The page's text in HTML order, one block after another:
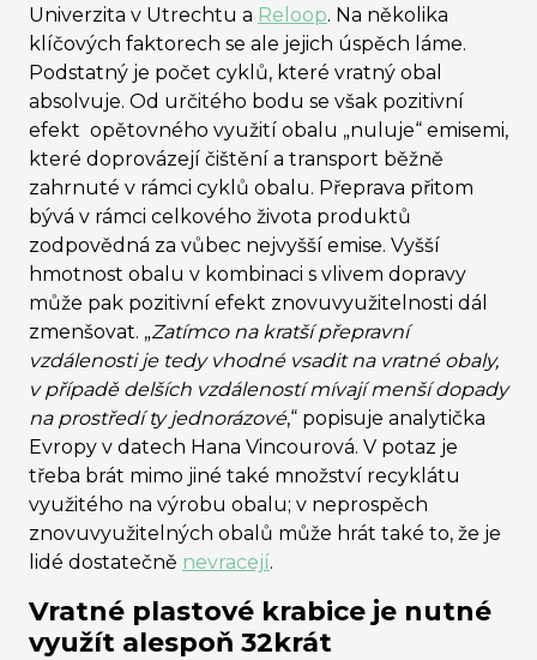
Univerzita v Utrechtu a Reloop. Na několika
klíčových faktorech se ale jejich úspěch láme.
Podstatný je počet cyklů, které vratný obal
absolvuje. Od určitého bodu se však pozitivní
efekt opětovného využití obalu „nuluje“ emisemi,
které doprovázejí čištění a transport běžně
zahrnuté v rámci cyklů obalu. Přeprava přitom
bývá v rámci celkového života produktů
zodpovědná za vůbec nejvyšší emise. Vyšší
hmotnost obalu v kombinaci s vlivem dopravy
může pak pozitivní efekt znovuvyužitelnosti dál
zmenšovat. „Zatímco na kratší přepravní
vzdálenosti je tedy vhodné vsadit na vratné obaly,
v případě delších vzdáleností mívají menší dopady
na prostředí ty jednorázové,“ popisuje analytička
Evropy v datech Hana Vincourová. V potaz je
třeba brát mimo jiné také množství recyklátu
využitého na výrobu obalu; v neprospěch
znovuvyužitelných obalů může hrát také to, že je
lidé dostatečně nevracejí.
Vratné plastové krabice je nutné
využít alespoň 32krát